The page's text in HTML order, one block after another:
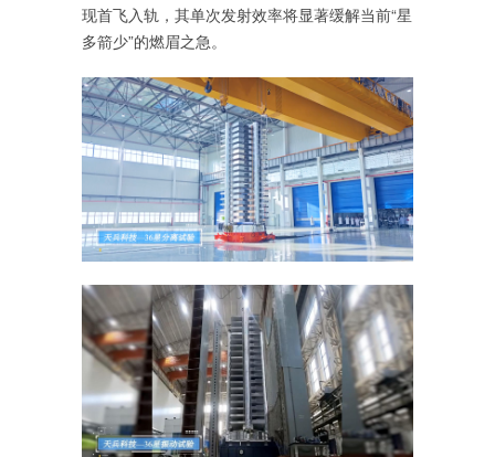
现首飞入轨，其单次发射效率将显著缓解当前“星
多箭少”的燃眉之急。